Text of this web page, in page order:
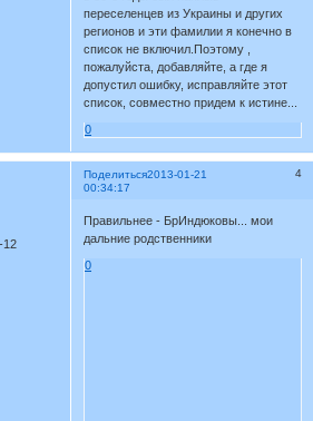
переселенцев из Украины и других
регионов и эти фамилии я конечно в
список не включил.Поэтому ,
пожалуйста, добавляйте, а где я
допустил ошибку, исправляйте этот
список, совместно придем к истине...
0
Поделиться 4
2013-01-21
00:34:17
12
Правильнее - БрИндюковы... мои
дальние родственники
0